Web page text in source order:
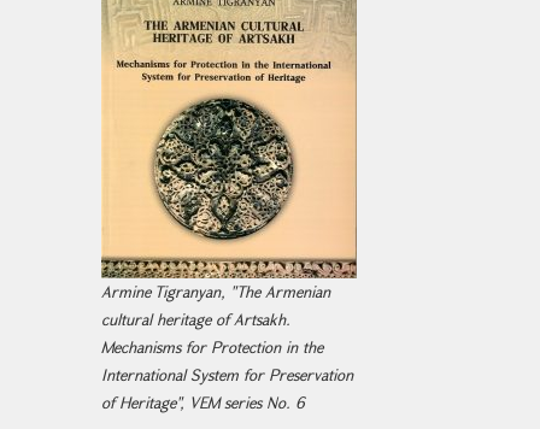
Armine Tigranyan, "The Armenian
cultural heritage of Artsakh.
Mechanisms for Protection in the
International System for Preservation
of Heritage", VEM series No. 6